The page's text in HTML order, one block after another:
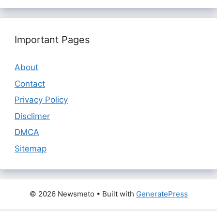
Important Pages
About
Contact
Privacy Policy
Disclimer
DMCA
Sitemap
© 2026 Newsmeto • Built with GeneratePress